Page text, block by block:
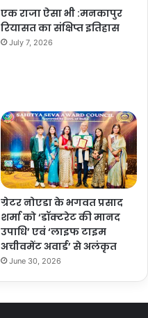
एक राजा ऐसा भी :मनकापुर
रियासत का संक्षिप्त इतिहास
July 7, 2026
ग्रेटर नोएडा के भगवत प्रसाद
शर्मा को ‘डॉक्टरेट की मानद
उपाधि’ एवं ‘लाइफ टाइम
अचीवमेंट अवार्ड’ से अलंकृत
June 30, 2026